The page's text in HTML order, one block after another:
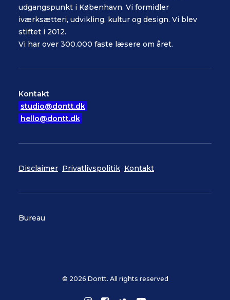
udgangspunkt i København. Vi formidler
iværksætteri, udvikling, kultur og design. Vi blev
stiftet i 2012.
Vi har over 300.000 faste læsere om året.
Kontakt
studio@dontt.dk
hello@dontt.dk
Disclaimer Privatlivspolitik Kontakt
Bureau
© 2026 Dontt. All rights reserved